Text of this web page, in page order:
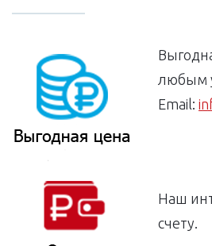
любым
Email:
Наш
счету.